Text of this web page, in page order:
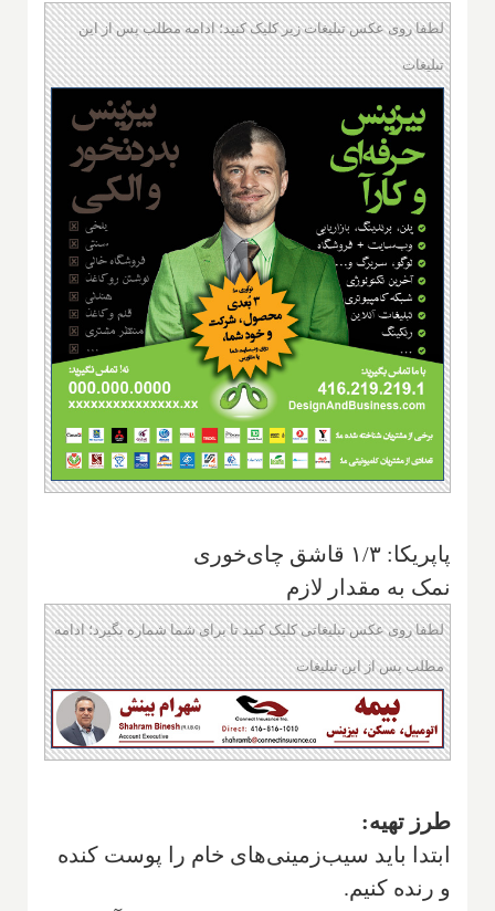
لطفا روی عکس تبلیغات زیر کلیک کنید؛ ادامه مطلب پس از این
تبلیغات
پاپریکا: ۱/۳ قاشق چای‌خوری
نمک به مقدار لازم
لطفا روی عکس تبلیغاتی کلیک کنید تا برای شما شماره بگیرد؛ ادامه
مطلب پس از این تبلیغات
طرز تهیه:
ابتدا باید سیب‌زمینی‌های خام را پوست کنده
و رنده کنیم.